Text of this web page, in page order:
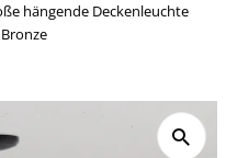
hängende Deckenleuchte